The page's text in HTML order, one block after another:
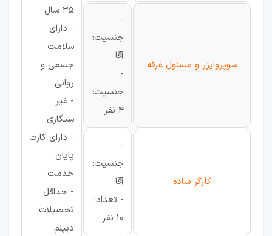
35 سال
- دارای
سلامت
جسمی و
روانی
- غیر
سیگاری
- دارای کارت
پایان
خدمت
- حداقل
تحصیلات
دیپلم
سوپروایزر و مسئول غرفه
-
جنسیت:
آقا
-
جنسیت:
4 نفر
کارگر ساده
-
جنسیت:
آقا
- تعداد:
10 نفر